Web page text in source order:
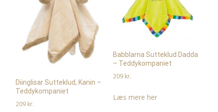
Diinglisar Sutteklud, Kanin –
Teddykompaniet
209 kr.
Babblarna Sutteklud Dadda
– Teddykompaniet
209 kr.
Læs mere her